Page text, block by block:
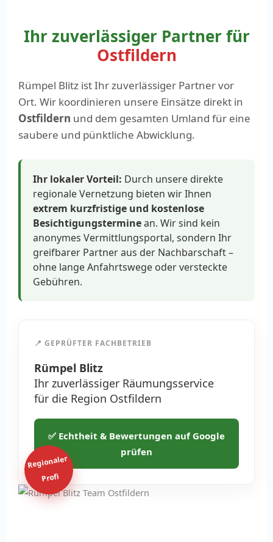
Ihr zuverlässiger Partner für
Ostfildern
Rümpel Blitz ist Ihr zuverlässiger Partner vor
Ort. Wir koordinieren unsere Einsätze direkt in
Ostfildern und dem gesamten Umland für eine
saubere und pünktliche Abwicklung.
Ihr lokaler Vorteil: Durch unsere direkte
regionale Vernetzung bieten wir Ihnen
extrem kurzfristige und kostenlose
Besichtigungsterminean. Wir sind kein
anonymes Vermittlungsportal, sondern Ihr
greifbarer Partner aus der Nachbarschaft –
ohne lange Anfahrtswege oder versteckte
Gebühren.
📍 GEPRÜFTER FACHBETRIEB
Rümpel Blitz
Ihr zuverlässiger Räumungsservice
für die Region Ostfildern
✅ Echtheit & Bewertungen auf Google
prüfen
Regionaler
Profi